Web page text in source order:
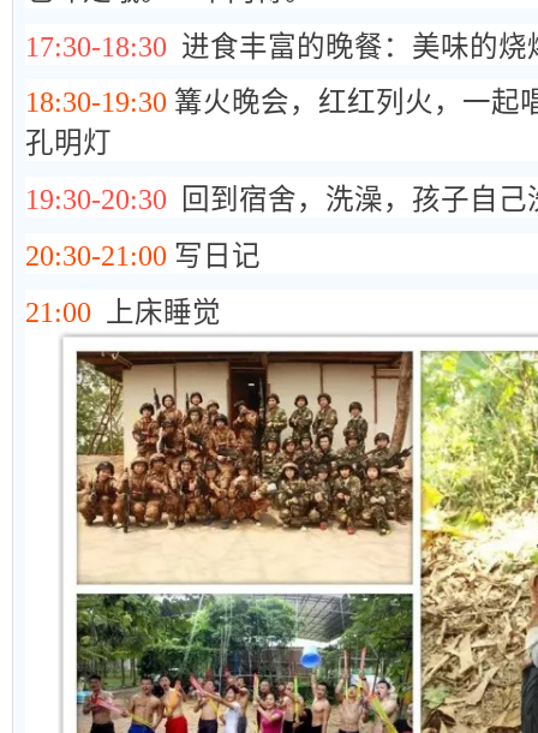
17:30-18:30 进食丰富的晚餐：美味的烧
18:30-19:30 篝火晚会，红红列火，一起
孔明灯
19:30-20:30
回到宿舍，洗澡，孩子自
20:30-21:00 写日记
21:00
上床睡觉